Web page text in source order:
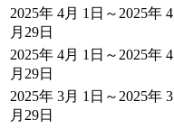
2025年 4月 1日～2025年 4
月29日
2025年 4月 1日～2025年 4
月29日
2025年 3月 1日～2025年 3
月29日